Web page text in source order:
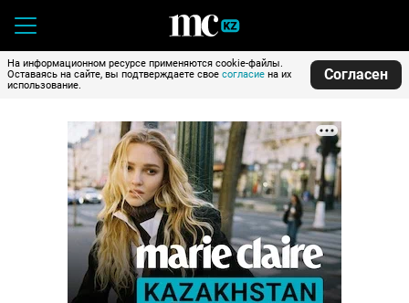
На информационном ресурсе применяются cookie-файлы.
Оставаясь на сайте, вы подтверждаете свое согласие на их
использование.
Согласен